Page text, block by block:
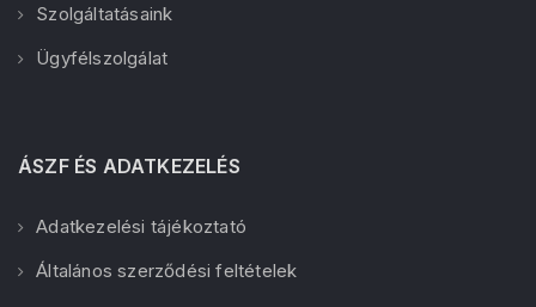
Szolgáltatásaink
Ügyfélszolgálat
ÁSZF ÉS ADATKEZELÉS
Adatkezelési tájékoztató
Általános szerződési feltételek